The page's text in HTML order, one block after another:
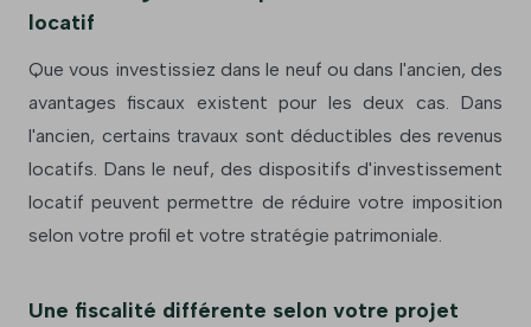
locatif
Que vous investissiez dans le neuf ou dans l'ancien, des
avantages fiscaux existent pour les deux cas. Dans
l'ancien, certains travaux sont déductibles des revenus
locatifs. Dans le neuf, des dispositifs d'investissement
locatif peuvent permettre de réduire votre imposition
selon votre profil et votre stratégie patrimoniale.
Une fiscalité différente selon votre projet